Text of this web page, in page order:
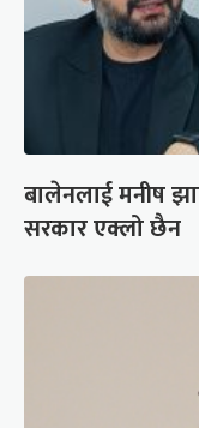
बालेनलाई मनीष
सरकार एक्लो छैन